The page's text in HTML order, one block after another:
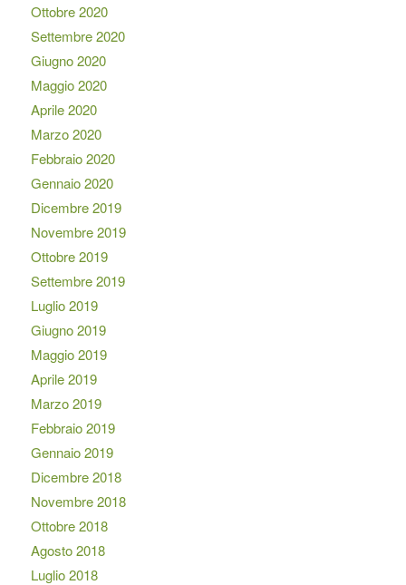
Ottobre 2020
Settembre 2020
Giugno 2020
Maggio 2020
Aprile 2020
Marzo 2020
Febbraio 2020
Gennaio 2020
Dicembre 2019
Novembre 2019
Ottobre 2019
Settembre 2019
Luglio 2019
Giugno 2019
Maggio 2019
Aprile 2019
Marzo 2019
Febbraio 2019
Gennaio 2019
Dicembre 2018
Novembre 2018
Ottobre 2018
Agosto 2018
Luglio 2018